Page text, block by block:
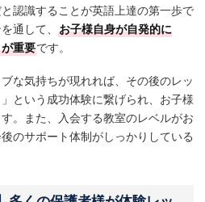
認識することが英語上達の第一歩で
通して、 お子様自身が自発的に
重要です。
な気持ちが現れれば、その後のレッ
という成功体験に繋げられ、お子様
。また、入会する教室のレベルがお
のサポート体制がしっかりしている